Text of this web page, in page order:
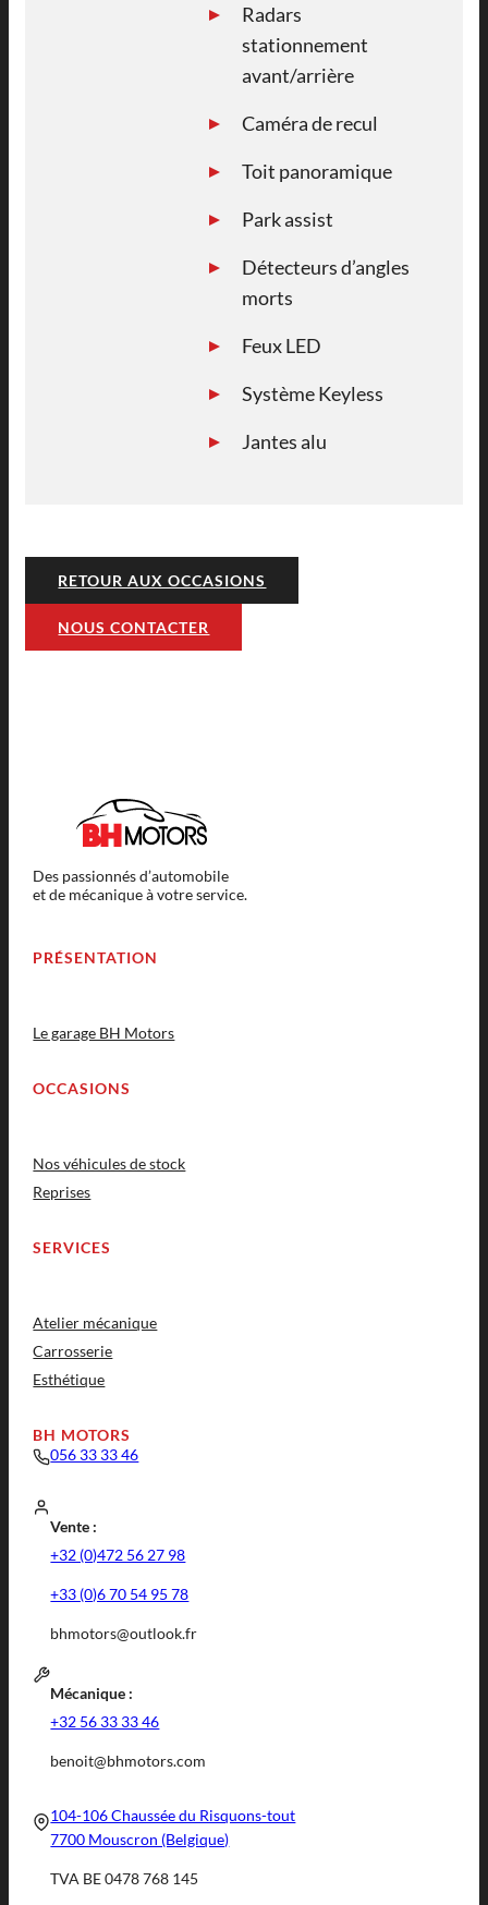
Radars
stationnement
avant/arrière
Caméra de recul
Toit panoramique
Park assist
Détecteurs d’angles
morts
Feux LED
Système Keyless
Jantes alu
RETOUR AUX OCCASIONS
NOUS CONTACTER
Des passionnés d’automobile
et de mécanique à votre service.
PRÉSENTATION
Le garage BH Motors
OCCASIONS
Nos véhicules de stock
Reprises
SERVICES
Atelier mécanique
Carrosserie
Esthétique
BH MOTORS
056 33 33 46
Vente :
+32 (0)472 56 27 98
+33 (0)6 70 54 95 78
bhmotors@outlook.fr
Mécanique :
+32 56 33 33 46
benoit@bhmotors.com
104-106 Chaussée du Risquons-tout
7700 Mouscron (Belgique)
TVA BE 0478 768 145